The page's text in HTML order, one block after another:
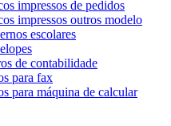
impressos de pedidos
impressos outros modelo
escolares
de contabilidade
para fax
para máquina de calcular